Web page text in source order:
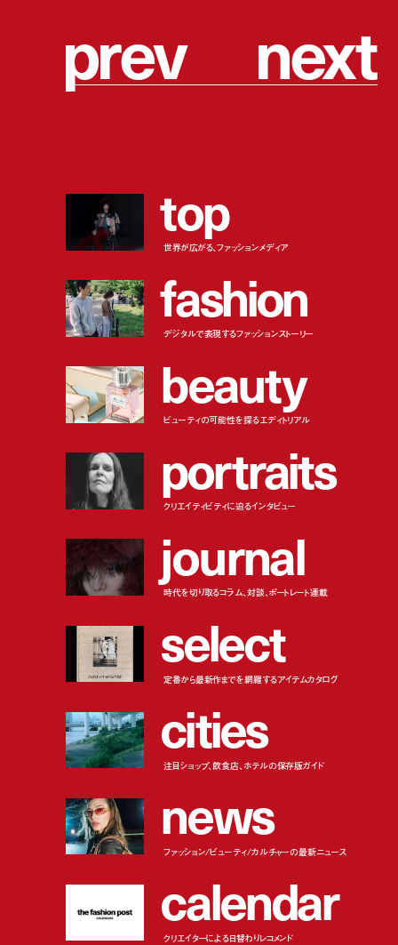
prev next
top
世界が広がる、ファッションメディア
fashion
デジタルで表現するファッションストーリー
beauty
ビューティの可能性を探るエディトリアル
portraits
クリエイティビティに迫るインタビュー
journal
時代を切り取るコラム、対談、ポートレート連載
select
定番から最新作までを網羅するアイテムカタログ
cities
注目ショップ、飲食店、ホテルの保存版ガイド
news
ファッション/ビューティ/カルチャーの最新ニュース
calendar
クリエイターによる日替わりレコメンド